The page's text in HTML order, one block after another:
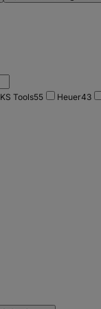
KS Tools55 Heuer43